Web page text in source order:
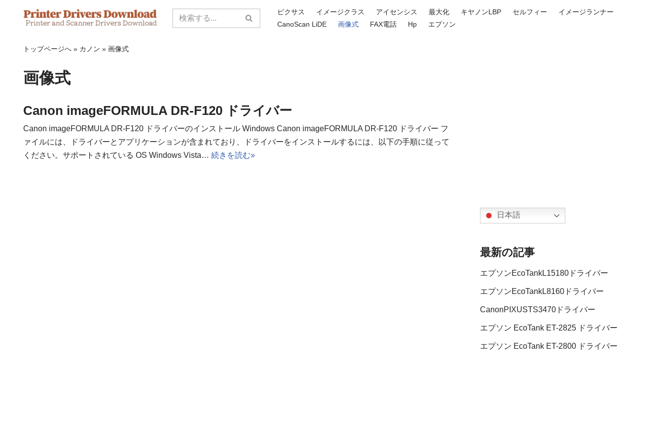
ピクサス イメージクラス アイセンシス 最大化 キヤノンLBP セルフィー
イメージランナー
CanoScan LiDE
画像式 FAX電話 Hp エプソン
トップページへ » カノン » 画像式
画像式
Canon imageFORMULA DR-F120 ドライバー
Canon imageFORMULA DR-F120 ドライバーのインストール Windows Canon imageFORMULA DR-F120 ドライバー フ
ァイルには、ドライバーとアプリケーションが含まれており、ドライバーをインストールするには、以下の手順に従って
ください。サポートされている OS Windows Vista… 続きを読む»
日本語
最新の記事
エプソンEcoTankL15180ドライバー
エプソンEcoTankL8160ドライバー
CanonPIXUSTS3470ドライバー
エプソン EcoTank ET-2825 ドライバー
エプソン EcoTank ET-2800 ドライバー